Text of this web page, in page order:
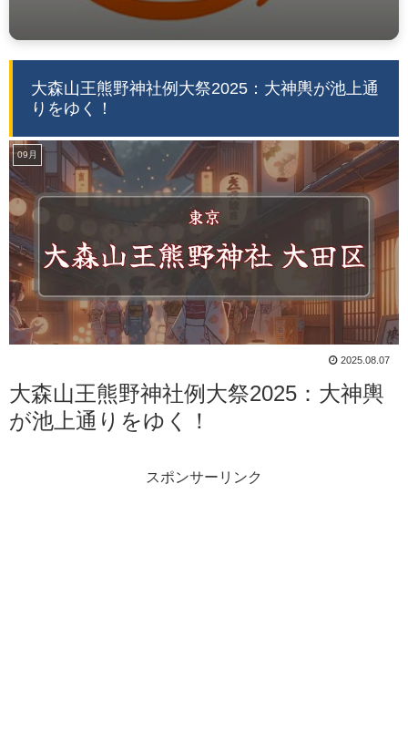
大森山王熊野神社例大祭2025：大神輿が池上通
りをゆく！
09月
2025.08.07
大森山王熊野神社例大祭2025：大神輿
が池上通りをゆく！
スポンサーリンク